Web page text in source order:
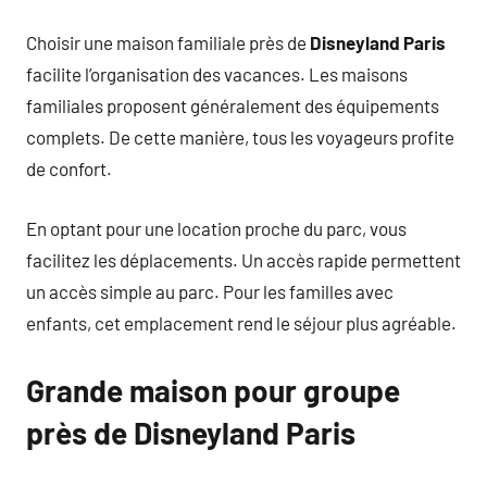
Choisir une maison familiale près de Disneyland Paris
facilite l’organisation des vacances. Les maisons
familiales proposent généralement des équipements
complets. De cette manière, tous les voyageurs profite
de confort.
En optant pour une location proche du parc, vous
facilitez les déplacements. Un accès rapide permettent
un accès simple au parc. Pour les familles avec
enfants, cet emplacement rend le séjour plus agréable.
Grande maison pour groupe
près de Disneyland Paris